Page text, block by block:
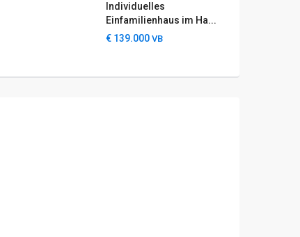
Individuelles
Einfamilienhaus im Ha...
€ 139.000 VB